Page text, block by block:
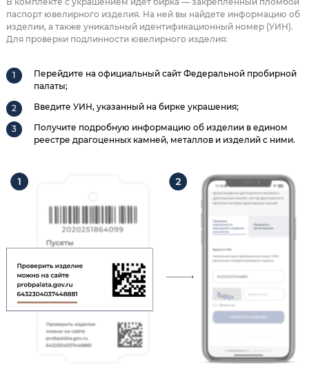
паспорт ювелирного изделия. На ней вы найдете информацию об
изделии, а также уникальный идентификационный номер (УИН).
Для проверки подлинности ювелирного изделия:
Перейдите на официальный сайт Федеральной пробирной
палаты;
Введите УИН, указанный на бирке украшения;
Получите подробную информацию об изделии в едином
реестре драгоценных камней, металлов и изделий с ними.